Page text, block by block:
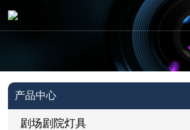
产品中心
剧场剧院灯具